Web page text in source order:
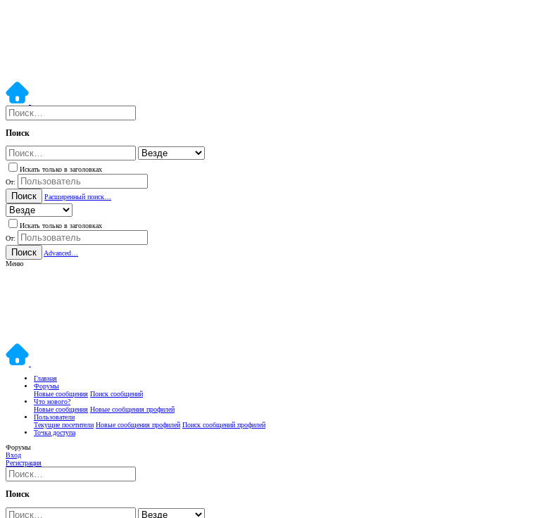
Поиск
Искать только в заголовках
От:
Поиск Расширенный поиск…
Искать только в заголовках
От:
Поиск
Advanced…
Меню
Главная
Форумы
Новые сообщения Поиск сообщений
Что нового?
Новые сообщения Новые сообщения профилей
Пользователи
Текущие посетители Новые сообщения профилей Поиск сообщений профилей
Точка доступа
Форумы
Вход
Регистрация
Поиск